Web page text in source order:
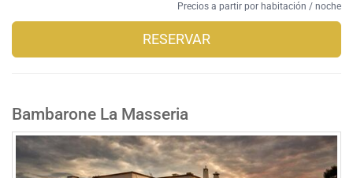
Precios a partir por habitación / noche
RESERVAR
Bambarone La Masseria